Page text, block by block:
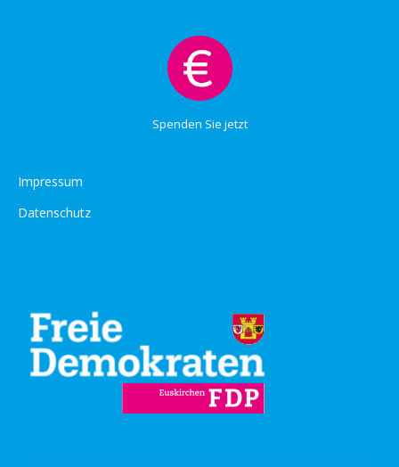
Spenden Sie jetzt
Impressum
Datenschutz